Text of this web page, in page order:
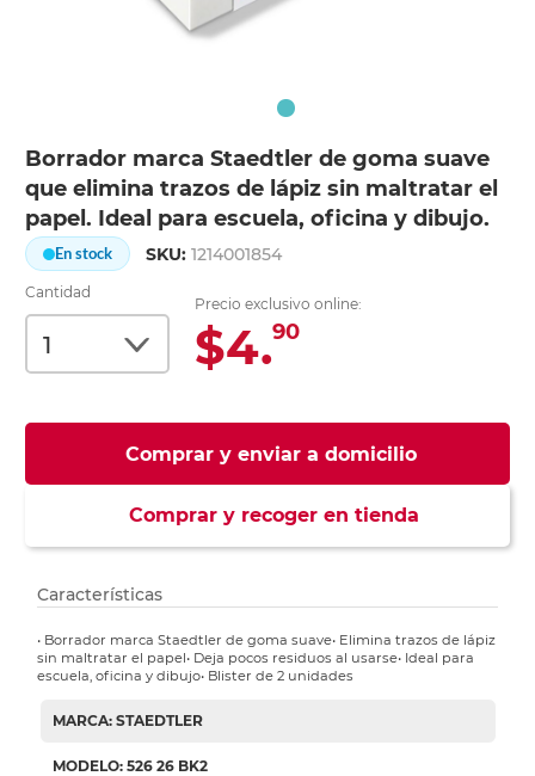
Borrador marca Staedtler de goma suave
que elimina trazos de lápiz sin maltratar el
papel. Ideal para escuela, oficina y dibujo.
En stock SKU:1214001854
Cantidad
Precio exclusivo online:
$4.90
Comprar y enviar a domicilio
Comprar y recoger en tienda
Características
• Borrador marca Staedtler de goma suave• Elimina trazos de lápiz
sin maltratar el papel• Deja pocos residuos al usarse• Ideal para
escuela, oficina y dibujo• Blister de 2 unidades
MARCA: STAEDTLER
MODELO: 526 26 BK2